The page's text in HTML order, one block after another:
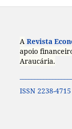
A Revista
apoio
Araucária.
ISSN 2238-